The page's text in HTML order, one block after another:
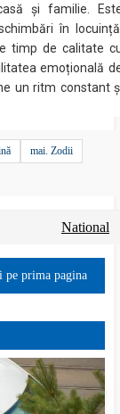
și familie.
în
timp de calitate
emoțională
un ritm constant
mai. Zodii
National
pe prima pagina